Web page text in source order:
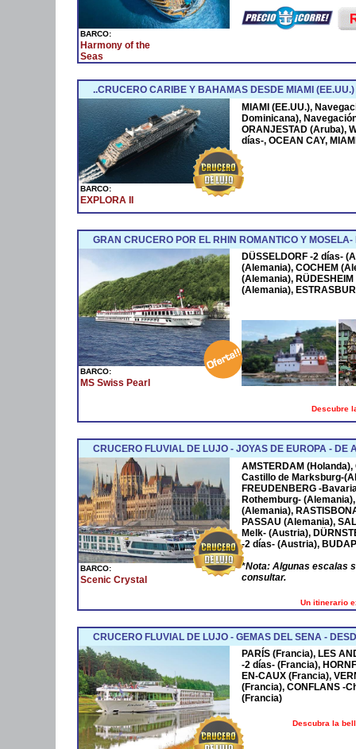
BARCO:
Harmony of the
Seas
..CRUCERO CARIBE Y BAHAMAS DESDE MIAMI (EE.UU.)
BARCO:
EXPLORA II
MIAMI (EE.UU.),
Dominicana),
ORANJESTAD (Aruba),
días-, OCEAN CAY,
GRAN CRUCERO POR EL RHIN ROMANTICO Y
BARCO:
MS Swiss Pearl
DÜSSELDORF -2 días-
(Alemania), COCHEM
(Alemania),
(Alemania),
Descubre
CRUCERO FLUVIAL DE LUJO - JOYAS DE EUROPA - DE
BARCO:
Scenic Crystal
AMSTERDAM (Holanda),
Castillo de Marksburg-
FREUDENBERG -
Rothemburg-
(Alemania),
PASSAU (Alemania),
Melk- (Austria),
-2 días- (Austria),
*Nota: Algunas escalas
consultar.
Un itinerario
CRUCERO FLUVIAL DE LUJO - GEMAS DEL SENA -
PARÍS (Francia), LES
-2 días- (Francia),
EN-CAUX (Francia),
(Francia), CONFLANS -
(Francia)
Descubra la